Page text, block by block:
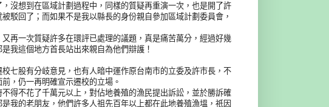
沒想到在區域計劃過程中，同樣的質疑再重演一次，也是開了許
駁回了；而如果不是我以縣長的身份親自參加區域計劃委員會，
再一次質疑許多在環評已處理的議題，真是痛苦萬分，經過好幾
我這個地方首長站出來親自為他們辯護！
七股有分岐意見，也有人暗中運作原台南市的立委及許市長，不
，仍一再明確宣示遷校的立場。
得不花了千萬元以上，對佔地養殖的漁民提出訴訟，並於勝訴確
我的老朋友，他們許多人祖先百年以上都在此地養殖漁塭，祇因